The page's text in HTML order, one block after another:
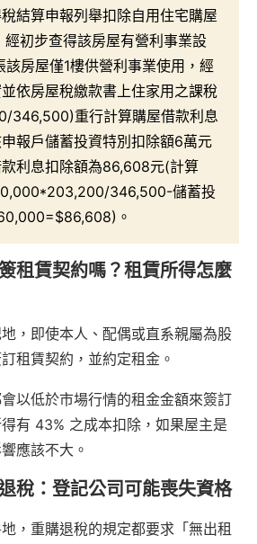
結算申報列舉扣除自用住宅購屋
初步查得該房屋有營利事業設
房屋僅1樓供營利事業使用，經
依房屋稅繳款書上住家用之課稅
346,500)重行計算購屋借款利息
報戶儲蓄投資特別扣除額6萬元
利息扣除額為86,608元(計算
346,500-儲蓄投
。
租賃契約嗎？租賃所得怎麼
，即使本人、配偶或直系親屬為股
租賃契約，並約定租金。
以低於市場行情的租金金額來簽訂
有 43% 之成本扣除，如果屋主是
應該不大。
稅：登記公司可能喪失資格
，重購退稅的規定都要求「無出租